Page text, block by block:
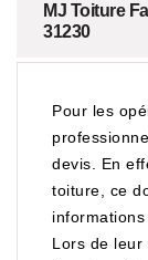
MJ Toiture
31230
Pour les
devis. En
toiture, ce
Lors de leur